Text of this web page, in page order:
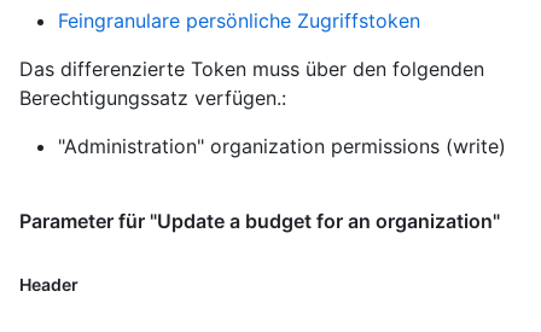
Feingranulare persönliche Zugriffstoken
Das differenzierte Token muss über den folgenden
Berechtigungssatz verfügen.:
"Administration" organization permissions (write)
Parameter für "Update a budget for an organization"
Header